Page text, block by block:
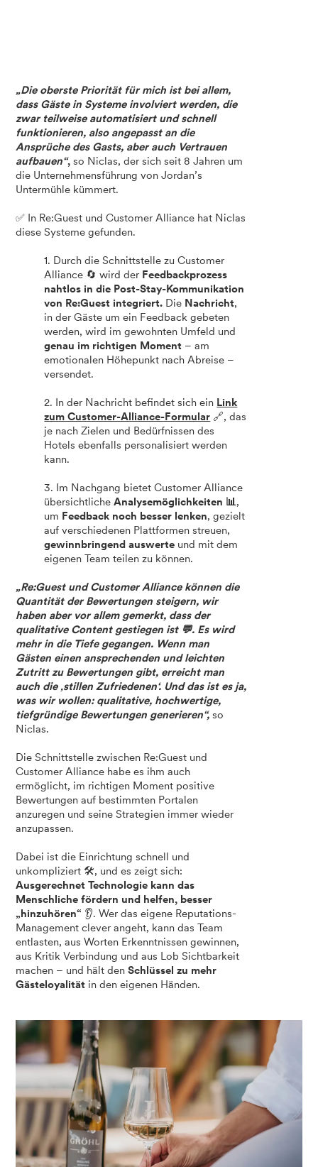
„Die oberste Priorität für mich ist bei allem,
dass Gäste in Systeme involviert werden, die
zwar teilweise automatisiert und schnell
funktionieren, also angepasst an die
Ansprüche des Gasts, aber auch Vertrauen
aufbauen“, so Niclas, der sich seit 8 Jahren um
die Unternehmensführung von Jordan’s
Untermühle kümmert.
✅ In Re:Guest und Customer Alliance hat Niclas
diese Systeme gefunden.
1. Durch die Schnittstelle zu Customer
Alliance 🔄 wird der Feedbackprozess
nahtlos in die Post-Stay-Kommunikation
von Re:Guest integriert. Die Nachricht,
in der Gäste um ein Feedback gebeten
werden, wird im gewohnten Umfeld und
genau im richtigen Moment – am
emotionalen Höhepunkt nach Abreise –
versendet.
2. In der Nachricht befindet sich ein Link
zum Customer-Alliance-Formular 🔗, das
je nach Zielen und Bedürfnissen des
Hotels ebenfalls personalisiert werden
kann.
3. Im Nachgang bietet Customer Alliance
übersichtlicheAnalysemöglichkeiten 📊,
um Feedback noch besser lenken, gezielt
auf verschiedenen Plattformen streuen,
gewinnbringend auswerte und mit dem
eigenen Team teilen zu können.
„Re:Guest und Customer Alliance können die
Quantität der Bewertungen steigern, wir
haben aber vor allem gemerkt, dass der
qualitative Content gestiegen ist 💬. Es wird
mehr in die Tiefe gegangen. Wenn man
Gästen einen ansprechenden und leichten
Zutritt zu Bewertungen gibt, erreicht man
auch die ‚stillen Zufriedenen‘. Und das ist es ja,
was wir wollen: qualitative, hochwertige,
tiefgründige Bewertungen generieren“, so
Niclas.
Die Schnittstelle zwischen Re:Guest und
Customer Alliance habe es ihm auch
ermöglicht, im richtigen Moment positive
Bewertungen auf bestimmten Portalen
anzuregen und seine Strategien immer wieder
anzupassen.
Dabei ist die Einrichtung schnell und
unkompliziert 🛠️, und es zeigt sich:
Ausgerechnet Technologie kann das
Menschliche fördern und helfen, besser
„hinzuhören“ 👂. Wer das eigene Reputations-
Management clever angeht, kann das Team
entlasten, aus Worten Erkenntnissen gewinnen,
aus Kritik Verbindung und aus Lob Sichtbarkeit
machen – und hält denSchlüssel zu mehr
Gästeloyalität in den eigenen Händen.